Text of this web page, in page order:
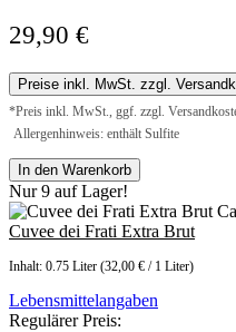
29,90 €
Preise inkl. MwSt. zzgl.
*Preis inkl. MwSt., ggf. zzgl.
Allergenhinweis: enthält Sulfite
In den Warenkorb
Nur 9 auf Lager!
Cuvee dei Frati Extra Brut
Inhalt: 0.75 Liter (32,00 € / 1 Liter)
Lebensmittelangaben
Regulärer Preis: